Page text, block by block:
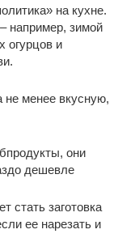
на кухне.
например, зимой
огурцов и
менее вкусную,
они
дешевле
стать заготовка
ее нарезать и